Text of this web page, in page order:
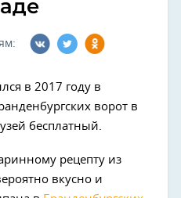
в 2017 году в
ворот в
бесплатный.
рецепту из
вкусно и